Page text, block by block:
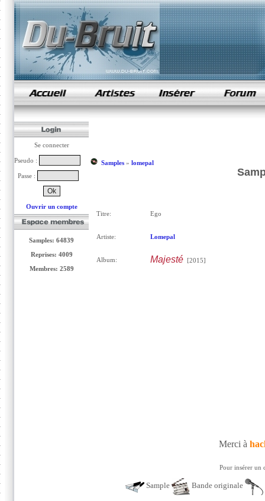
samples de rap
Se connecter
Pseudo :
Passe :
Ouvrir un compte
Samples: 64839
Reprises: 4009
Membres: 2589
Samples» lomepal
Titre: Ego
Artiste: Lomepal
Album: Majesté[2015]
Merci à
Pour insérer un
Sample Bande originale